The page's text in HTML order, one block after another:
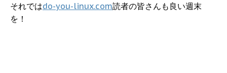
それではdo-you-linux.com読者の皆さんも良い週末
を！